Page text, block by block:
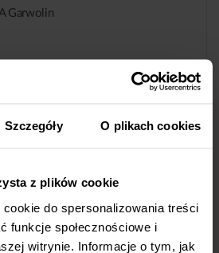
Szczegóły O plikach cookies
z plików cookie
do spersonalizowania treści
funkcje społecznościowe i
witrynie. Informacje o tym, jak
Garwolin
nie powinien znaleźć się na liście
z firmą Śnieżka lub zauważyłeś, że
niepoprawne albo nieaktualne,